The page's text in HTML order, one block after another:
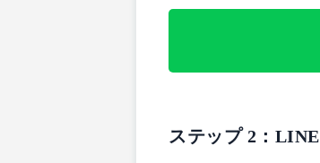
ステップ 2：